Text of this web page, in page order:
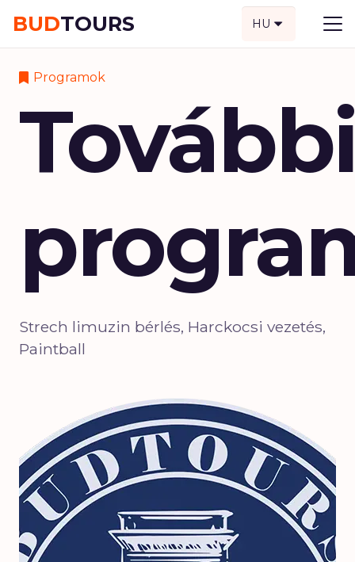
BUDTOURS HU
Programok
Strech limuzin bérlés, Harckocsi vezetés,
Paintball